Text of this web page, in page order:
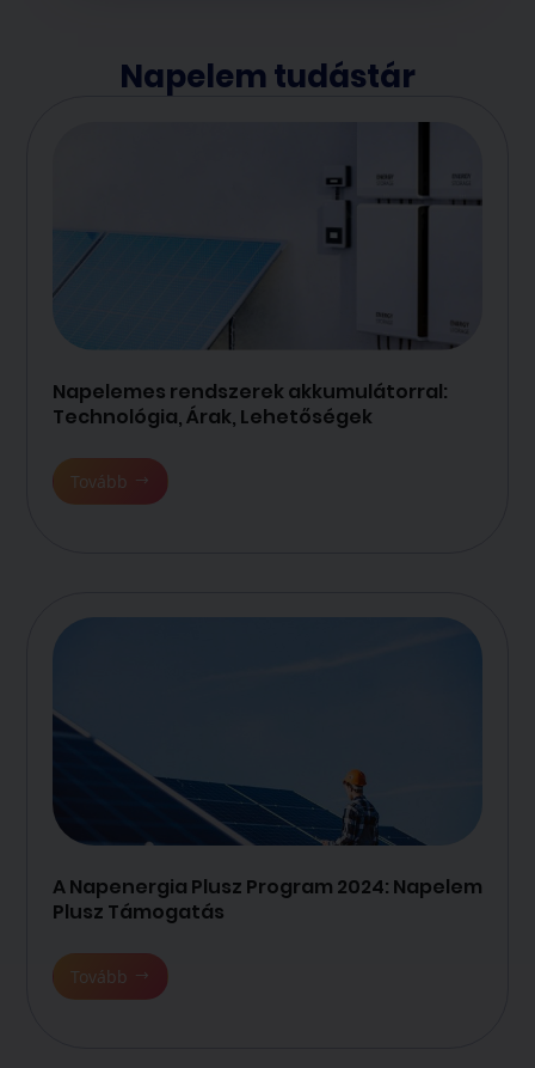
Napelem tudástár
Napelemes rendszerek akkumulátorral:
Technológia, Árak, Lehetőségek
Tovább
A Napenergia Plusz Program 2024: Napelem
Plusz Támogatás
Tovább